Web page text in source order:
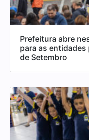
Prefeitura abre
para as
de Setembro